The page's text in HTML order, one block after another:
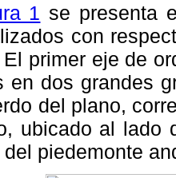
1 se presenta
con
primer eje de
en dos grandes
del plano,
ubicado al lado
piedemonte